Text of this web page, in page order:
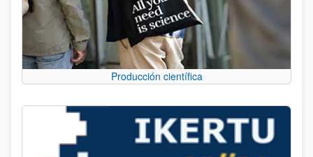
Producción científica